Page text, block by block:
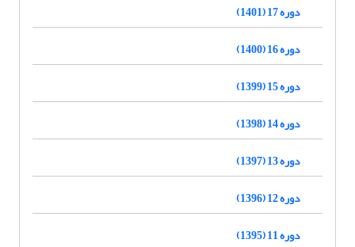
دوره 17 (1401)
دوره 16 (1400)
دوره 15 (1399)
دوره 14 (1398)
دوره 13 (1397)
دوره 12 (1396)
دوره 11 (1395)